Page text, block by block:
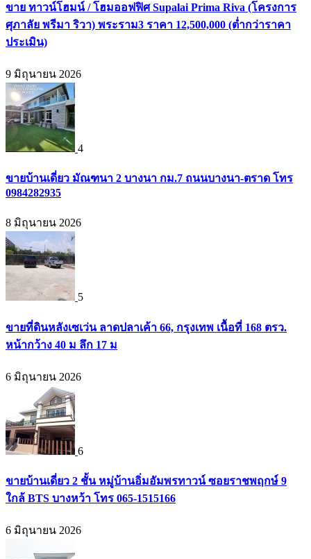
ขาย ทาวน์โฮมน์ / โฮมออฟฟิศ Supalai Prima Riva (โครงการ
ศุภาลัย พรีมา ริวา) พระราม3 ราคา 12,500,000 (ต่ำกว่าราคา
ประเมิน)
9 มิถุนายน 2026
4
ขายบ้านเดี่ยว มัณฑนา 2 บางนา กม.7 ถนนบางนา-ตราด โทร
0984282935
8 มิถุนายน 2026
5
ขายที่ดินหลังเซเว่น ลาดปลาเค้า 66, กรุงเทพ เนื้อที่ 168 ตรว.
หน้ากว้าง 40 ม ลึก 17 ม
6 มิถุนายน 2026
6
ขายบ้านเดี่ยว 2 ชั้น หมู่บ้านอิ่มอัมพรทาวน์ ซอยราชพฤกษ์ 9
ใกล้ BTS บางหว้า โทร 065-1515166
6 มิถุนายน 2026